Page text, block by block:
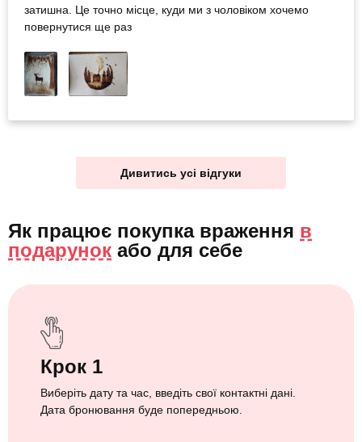
затишна. Це точно місце, куди ми з чоловіком хочемо
повернутися ще раз
Дивитись усі відгуки
Як працює покупка враження в
подарунок або для себе
Крок 1
Виберіть дату та час, введіть свої контактні дані.
Дата бронювання буде попередньою.